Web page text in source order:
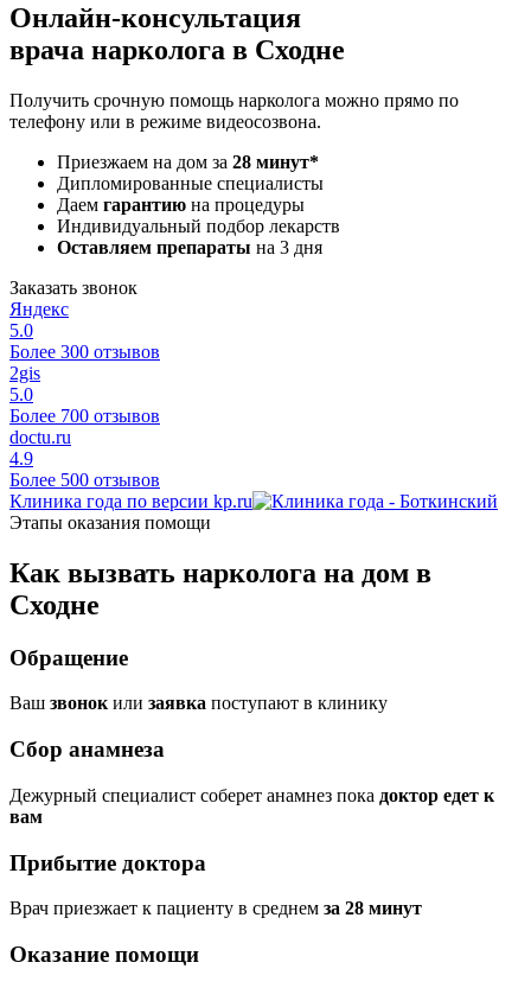
Онлайн-консультация
врача нарколога в Сходне
Получить срочную помощь нарколога можно прямо по
телефону или в режиме видеосозвона.
Приезжаем на дом за 28 минут*
Дипломированные специалисты
Даем гарантию на процедуры
Индивидуальный подбор лекарств
Оставляем препараты на 3 дня
Заказать звонок
Яндекс
5.0
Более 300 отзывов
2gis
5.0
Более 700 отзывов
doctu.ru
4.9
Более 500 отзывов
Клиника года по версии kp.ru
Этапы оказания помощи
Как вызвать нарколога на дом в
Сходне
Обращение
Ваш звонокили заявка поступают в клинику
Сбор анамнеза
Дежурный специалист соберет анамнез пока доктор едет к
вам
Прибытие доктора
Врач приезжает к пациенту в среднем за 28 минут
Оказание помощи